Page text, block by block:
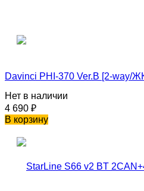
Davinci PHI-370 Ver.B [2-way/
Нет в наличии
4 690 ₽
В корзину